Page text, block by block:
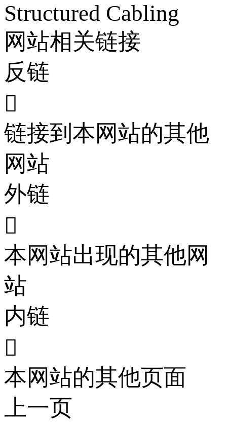
Structured Cabling
网站相关链接
反链

链接到本网站的其他
网站
外链

本网站出现的其他网
站
内链

本网站的其他页面
上一页